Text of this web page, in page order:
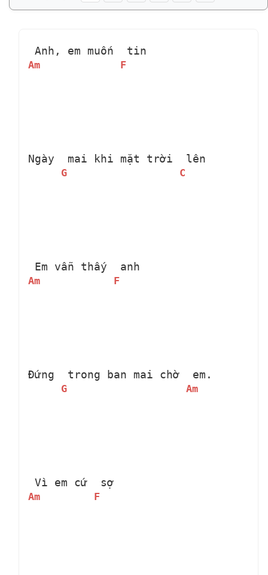
Am
Anh, em muốn
F
tin
Ngày
G
mai khi mặt trời
C
lên
Am
Em vẫn thấy
F
anh
Đứng
G
trong ban mai chờ
Am
em.
Am
Vì em cứ
F
sợ